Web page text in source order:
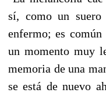
sí, como un suero
enfermo; es común
un momento muy
memoria de una
se está de nuevo